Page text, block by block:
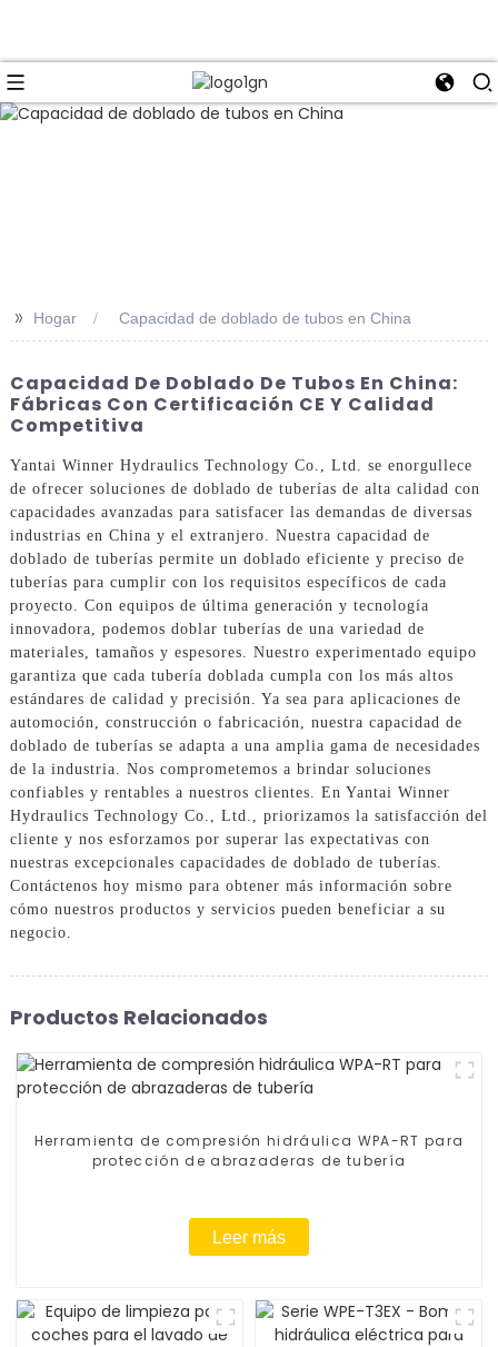
>> Hogar Capacidad de doblado de tubos en China
Capacidad De Doblado De Tubos En China:
Fábricas Con Certificación CE Y Calidad
Competitiva
Yantai Winner Hydraulics Technology Co., Ltd. se enorgullece
de ofrecer soluciones de doblado de tuberías de alta calidad con
capacidades avanzadas para satisfacer las demandas de diversas
industrias en China y el extranjero. Nuestra capacidad de
doblado de tuberías permite un doblado eficiente y preciso de
tuberías para cumplir con los requisitos específicos de cada
proyecto. Con equipos de última generación y tecnología
innovadora, podemos doblar tuberías de una variedad de
materiales, tamaños y espesores. Nuestro experimentado equipo
garantiza que cada tubería doblada cumpla con los más altos
estándares de calidad y precisión. Ya sea para aplicaciones de
automoción, construcción o fabricación, nuestra capacidad de
doblado de tuberías se adapta a una amplia gama de necesidades
de la industria. Nos comprometemos a brindar soluciones
confiables y rentables a nuestros clientes. En Yantai Winner
Hydraulics Technology Co., Ltd., priorizamos la satisfacción del
cliente y nos esforzamos por superar las expectativas con
nuestras excepcionales capacidades de doblado de tuberías.
Contáctenos hoy mismo para obtener más información sobre
cómo nuestros productos y servicios pueden beneficiar a su
negocio.
Productos Relacionados
Herramienta de compresión hidráulica WPA-RT para
protección de abrazaderas de tubería
Leer más